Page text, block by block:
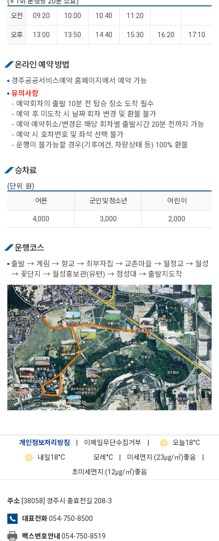
오전
09:20 10:00 10:40 11:20
오후 13:00 13:50 14:40 15:30 16:20 17:10
온라인 예약 방법
경주공공서비스예약 홈페이지에서 예약 가능
유의사항
- 예약회차의 출발 10분 전 탑승 장소 도착 필수
- 예약 후 미도착 시 날짜·회차 변경 및 환불 불가
- 예약·예약취소/변경은 해당 회차별 출발시간 20분 전까지 가능
- 예약 시 호차번호 및 좌석 선택 불가
- 운행이 불가능할 경우(기후여건, 차량상태 등) 100% 환불
승차료
(단위: 원)
어른
군인 및 청소년 어 린 이
4,000 3,000 2,000
운행코스
출발 → 계림 → 향교 → 최부자집 → 교촌마을 → 월정교 → 월성
→ 꽃단지 → 월성홍보관(유턴) → 첨성대 → 출발지도착
개인정보처리방침 이메일무단수집거부 오늘18°C
내일18°C 모레 °C 미세먼지:(23㎍/㎥)좋음
초미세먼지:(12㎍/㎥)좋음
주소 [38058] 경주시 충효천길 208-3
대표전화054-750-8500
팩스번호안내 054-750-8519